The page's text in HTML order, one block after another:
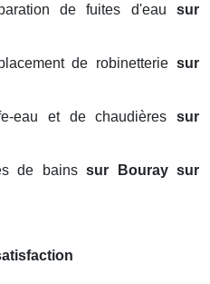
de fuites d'eau sur
de robinetterie sur
eau et de chaudières sur
de bains sur Bouray sur